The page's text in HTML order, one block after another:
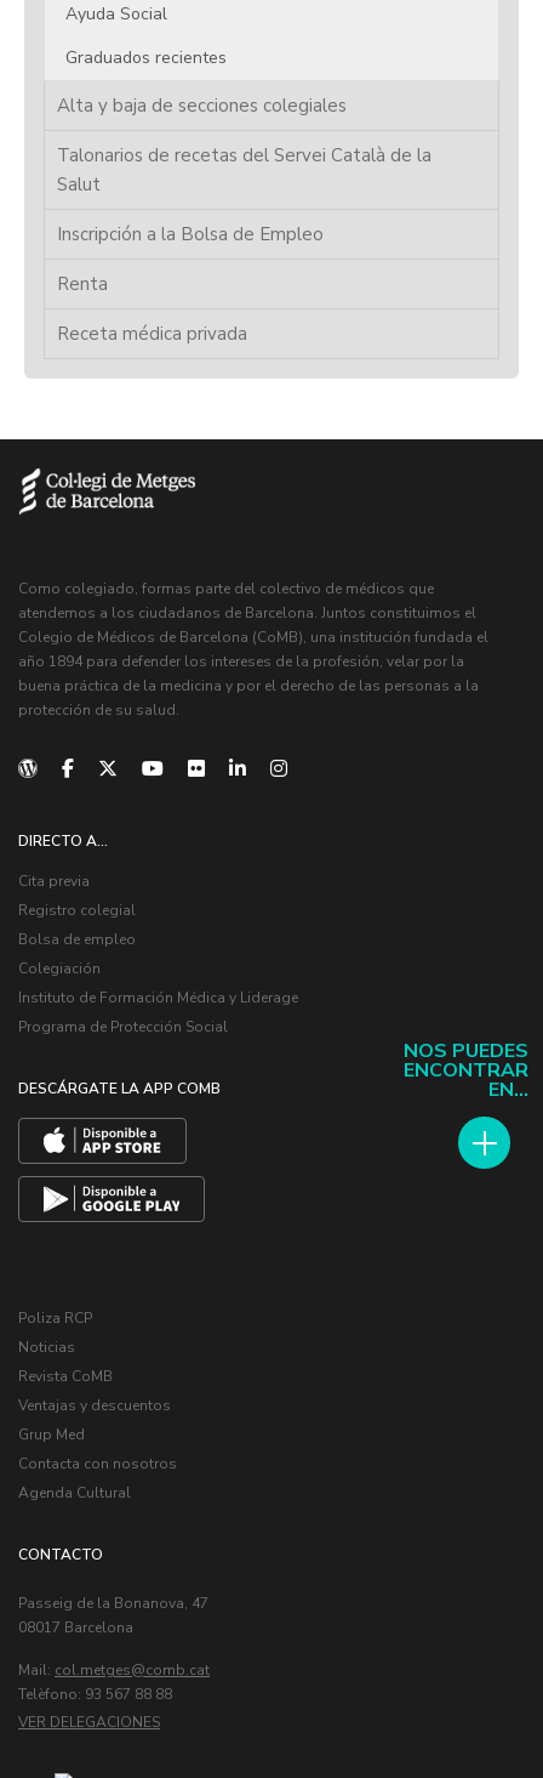
NOS PUEDES
ENCONTRAR
EN...
Ayuda Social
Graduados recientes
Alta y baja de secciones colegiales
Talonarios de recetas del Servei Català de la
Salut
Inscripción a la Bolsa de Empleo
Renta
Receta médica privada
Como colegiado, formas parte del colectivo de médicos que
atendemos a los ciudadanos de Barcelona. Juntos constituimos el
Colegio de Médicos de Barcelona (CoMB), una institución fundada el
año 1894 para defender los intereses de la profesión, velar por la
buena práctica de la medicina y por el derecho de las personas a la
protección de su salud.
DIRECTO A...
Cita previa
Registro colegial
Bolsa de empleo
Colegiación
Instituto de Formación Médica y Liderage
Programa de Protección Social
DESCÁRGATE LA APP COMB
Poliza RCP
Noticias
Revista CoMB
Ventajas y descuentos
Grup Med
Contacta con nosotros
Agenda Cultural
CONTACTO
Passeig de la Bonanova, 47
08017 Barcelona
Mail: col.metges
Telèfono: 93 567 88 88
VER DELEGACIONES